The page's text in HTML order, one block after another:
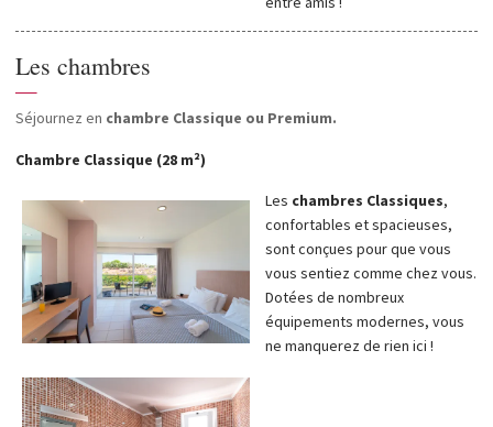
Les chambres
—
Séjournez en chambre Classique ou Premium.
Chambre Classique (28 m²)
Les chambres Classiques,
confortables et spacieuses,
sont conçues pour que vous
vous sentiez comme chez vous.
Dotées de nombreux
équipements modernes, vous
ne manquerez de rien ici !